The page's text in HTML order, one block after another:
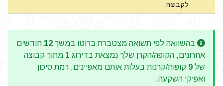
לקבוצה
בהשוואה לפי תשואה מצטברת ברוטו במשך 12 חודשים
אחרונים, הקופה/הקרן שלך נמצאת בדירוג 1 מתוך קבוצה
של 9 קופות/קרנות בעלות אותם מאפיינים, רמת סיכון
ואפיקי השקעה.